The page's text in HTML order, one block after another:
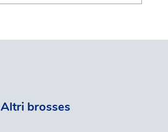
Altri brosses